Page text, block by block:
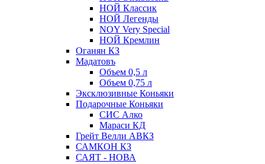
НОЙ Классик
НОЙ Легенды
NOY Very Speсial
НОЙ Кремлин
Оганян КЗ
Мадатовъ
Объем 0,5 л
Объем 0,75 л
Эксклюзивные Коньяки
Подарочные Коньяки
СИС Алко
Мараси КД
Грейт Велли АВКЗ
САМКОН КЗ
САЯТ - НОВА